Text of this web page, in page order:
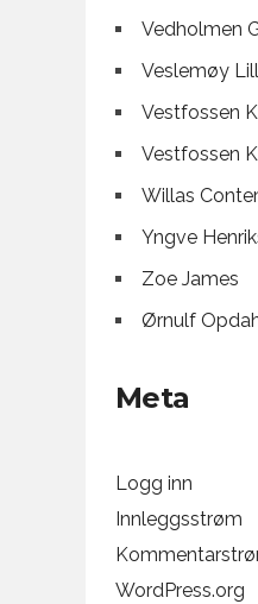
Vedholmen
Veslemøy
Vestfossen
Vestfossen
Willas
Yngve
Zoe James
Ørnulf
Meta
Logg inn
Innleggsstrøm
WordPress.org